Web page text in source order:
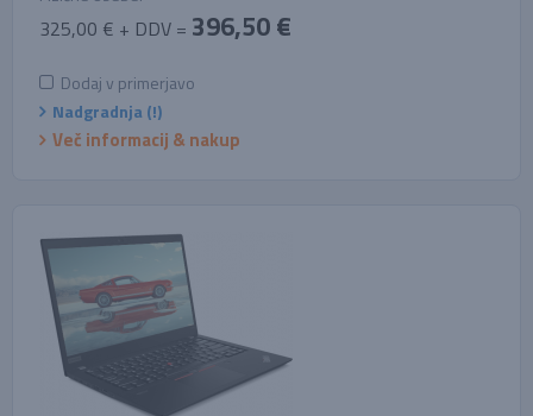
325,00 € + DDV = 396,50 €
Dodaj v primerjavo
Nadgradnja (!)
Več informacij & nakup